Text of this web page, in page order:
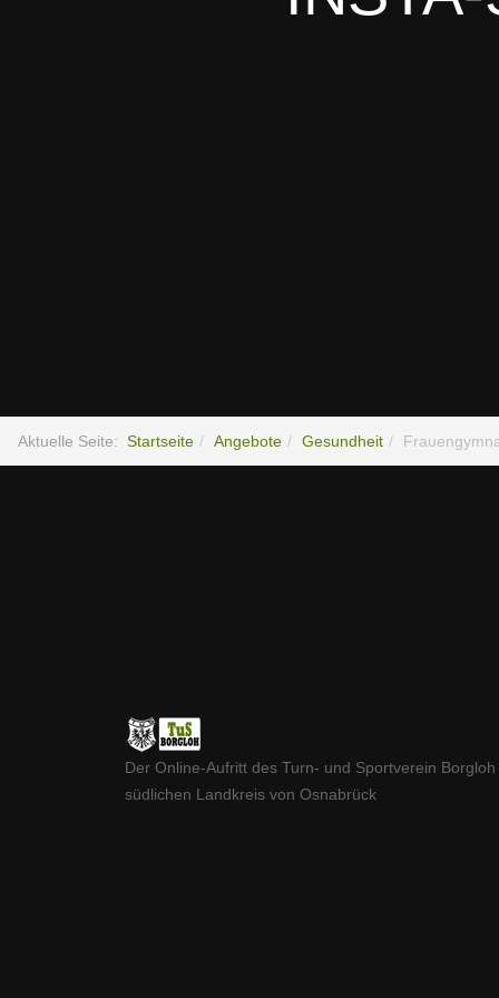
Aktuelle Seite: Startseite Angebote Gesundheit
Der Online-Aufritt des Turn- und Sportverein Borgloh
südlichen Landkreis von Osnabrück